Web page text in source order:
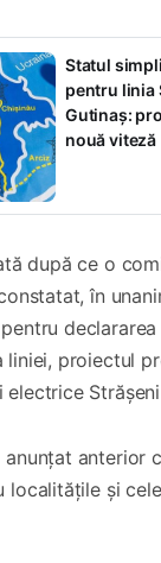
Statul
pentru linia
Gutinaș:
nouă viteză
după ce o
în
liniei, proiectul
anunțat anterior
localitățile și